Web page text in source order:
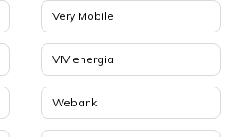
Very Mobile
VIVIenergia
Webank